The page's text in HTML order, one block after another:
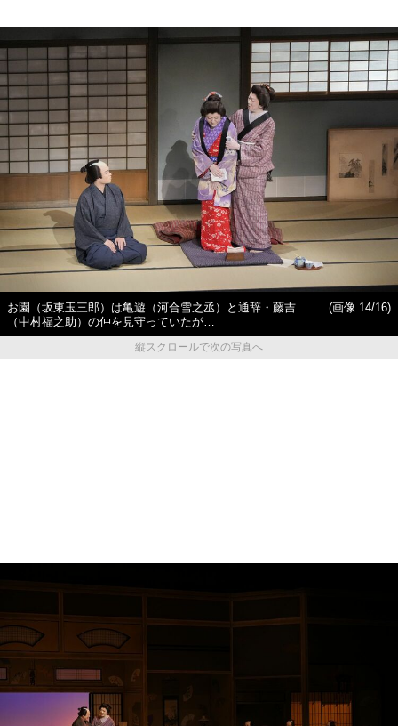
お園（坂東玉三郎）は亀遊（河合雪之丞）と通辞・藤吉
（中村福之助）の仲を見守っていたが…
(画像 14/16)
縦スクロールで次の写真へ